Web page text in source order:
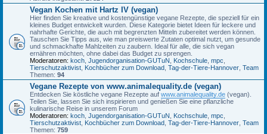
Vegan Kochen mit Hartz IV (vegan)
Hier finden Sie kreative und kostengünstige vegane Rezepte, die speziell für ein
kleines Budget entwickelt wurden. Diese Kategorie bietet Ideen für leckere und
nahrhafte Gerichte, die auch mit begrenzten Mitteln zubereitet werden können.
Tauschen Sie Tipps aus, wie man preiswerte Zutaten optimal nutzt, um gesunde
und schmackhafte Mahlzeiten zu zaubern. Ideal für alle, die sich vegan
ernähren möchten, ohne dabei das Budget zu sprengen.
Moderatoren: koch Jugendorganisation-GUTuN Kochschule mpc
Tierschutzaktivist Kochbücher zum Download Tag-der-Tiere-Hannover Team
Themen: 94
Vegane Rezepte von www.animalequality.de (vegan)
Entdecken Sie köstliche vegane Rezepte auf www.animalequality.de (vegan).
Teilen Sie, lassen Sie sich inspirieren und genießen Sie eine pflanzliche
kulinarische Reise in unserem Forum
Moderatoren: koch Jugendorganisation-GUTuN Kochschule mpc
Tierschutzaktivist Kochbücher zum Download Tag-der-Tiere-Hannover Team
Themen: 759